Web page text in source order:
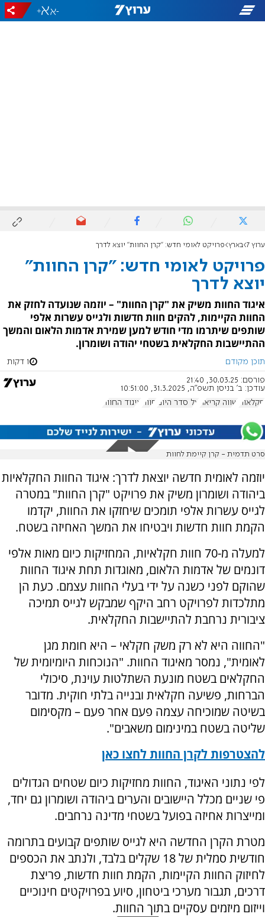
-
+
ערוץ 7 בארץ פרויקט לאומי חדש: "קרן החוות" יוצא לדרך
פרויקט לאומי חדש: "קרן החוות"
יוצא לדרך
איגוד החוות משיק את "קרן החוות" – יוזמה שנועדה לחזק את
החוות הקיימות, להקים חוות חדשות ולגייס עשרות אלפי
שותפים שיתרמו מדי חודש למען שמירת אדמות הלאום והמשך
ההתיישבות החקלאית בשטחי יהודה ושומרון.
תוכן מקודם 1 דקות
פורסם: 30.03.25, 21:40
עודכן: ב' בניסן תשפ"ה, 31.3.2025, 10:51:00
חקלאות
שווה קריאה על סדר היום חוות איגוד החוות
סרט תדמית - קרן קיימת לחוות
יוזמה לאומית חדשה יוצאת לדרך: איגוד החוות החקלאיות
ביהודה ושומרון משיק את פרויקט "קרן החוות" במטרה
לגייס עשרות אלפי תומכים שיחזקו את החוות, יקדמו
הקמת חוות חדשות ויבטיחו את המשך האחיזה בשטח.
למעלה מ-70 חוות חקלאיות, המחזיקות כיום מאות אלפי
דונמים של אדמות הלאום, מאוגדות תחת איגוד החוות
שהוקם לפני כשנה על ידי בעלי החוות עצמם. כעת הן
מתלכדות לפרויקט רחב היקף שמבקש לגייס תמיכה
ציבורית נרחבת להתיישבות החקלאית.
"החווה היא לא רק משק חקלאי – היא חומת מגן
לאומית", נמסר מאיגוד החוות. "הנוכחות היומיומית של
החקלאים בשטח מונעת השתלטות עוינת, סיכולי
הברחות, פשיעה חקלאית ובנייה בלתי חוקית. מדובר
בשיטה שמוכיחה עצמה פעם אחר פעם – מקסימום
שליטה בשטח במינימום משאבים".
להצטרפות לקרן החוות לחצו כאן
לפי נתוני האיגוד, החוות מחזיקות כיום שטחים הגדולים
פי שניים מכלל היישובים והערים ביהודה ושומרון גם יחד,
ומייצרות אחיזה בפועל בשטחי מדינה נרחבים.
מטרת הקרן החדשה היא לגייס שותפים קבועים בתרומה
חודשית סמלית של 18 שקלים בלבד, ולנתב את הכספים
לחיזוק החוות הקיימות, הקמת חוות חדשות, פריצת
דרכים, תגבור מערכי ביטחון, סיוע בפרויקטים חינוכיים
וייזום מיזמים עסקיים בתוך החוות.